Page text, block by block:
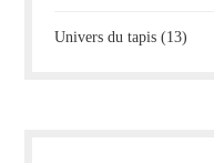
Univers du tapis (13)